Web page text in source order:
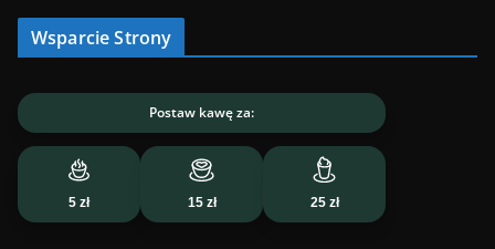
Wsparcie Strony
Postaw kawę za:
5 zł 15 zł 25 zł